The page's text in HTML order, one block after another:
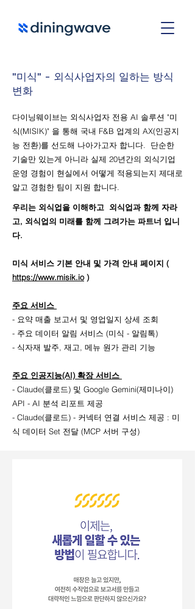
"미식" - 외식사업자의 일하는 방식
변화
다이닝웨이브는 외식사업자 전용 AI 솔루션 "미
식(MISIK)" 을 통해 국내 F&B 업계의 AX(인공지
능 전환)를 선도해 나아가고자 합니다. 단순한
기술만 있는게 아니라 실제 20년간의 외식기업
운영 경험이 현실에서 어떻게 적용되는지 제대로
알고 경험한 팀이 지원 합니다.
우리는 외식업을 이해하고 외식업과 함께 자라
고, 외식업의 미래를 함께 그려가는 파트너 입니
다.
미식 서비스 기본 안내 및 가격 안내 페이지 (
https://www.misik.io)
주요 서비스
- 요약 매출 보고서 및 영업일지 상세 조회
- 주요 데이터 알림 서비스 (미식 - 알림톡)
- 식자재 발주, 재고, 메뉴 원가 관리 기능
주요 인공지능(AI) 확장 서비스
- Claude(클로드) 및 Google Gemini(제미나이)
API - AI 분석 리포트 제공
- Claude(클로드) - 커넥터 연결 서비스 제공 : 미
식 데이터 Set 전달 (MCP 서버 구성)